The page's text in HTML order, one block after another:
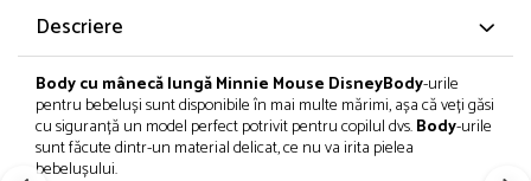
Tricouri copii
Încălțăminte
Cizme
Pantofi și încălțăminte sport
Descriere
Body cu mânecălungăMinnie Mouse DisneyBody-urile
pentru bebeluși sunt disponibile în mai multe mărimi, așa că veți găsi
cu siguranță un model perfect potrivit pentru copilul dvs.Body-urile
sunt făcute dintr-un material delicat, ce nu va irita pielea
bebelușului.